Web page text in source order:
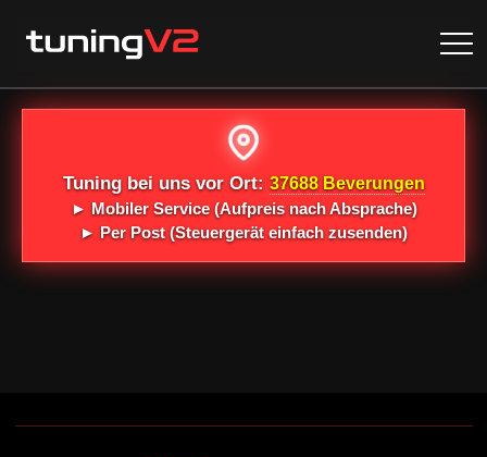
Tuning bei uns vor Ort: 37688 Beverungen
► Mobiler Service(Aufpreis nach Absprache)
►Per Post(Steuergerät einfach zusenden)